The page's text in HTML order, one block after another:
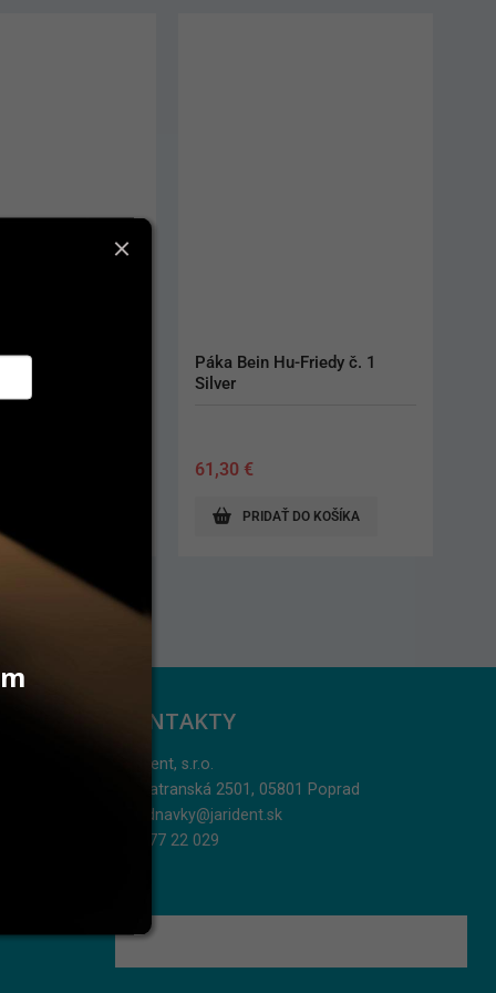
Friedy č. 1
DO KOŠÍKA
Sinus Curette č. 2 Black Line
170,70
PRIDAŤ DO KOŠÍKA
KONTAKTY
Jarident, s.r.o.
Podtatranská 2501, 05801 Poprad
objednavky@jarident.sk
052/77 22 029